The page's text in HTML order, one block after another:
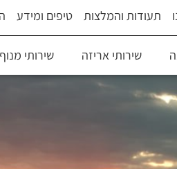
תעודות והמלצות טיפים ומידע
שירותי אריזה שירותי מנוף